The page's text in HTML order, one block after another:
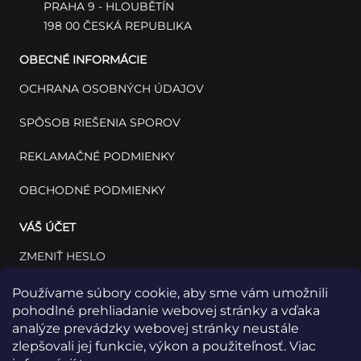
Používame súbory cookie, aby sme vám umožnili
pohodlné prehliadanie webovej stránky a vďaka
analýze prevádzky webovej stránky neustále
zlepšovali jej funkcie, výkon a použiteľnosť. Viac
PRAHA 9 - HLOUBĚTÍN
198 00 ČESKÁ REPUBLIKA
OBECNÉ INFORMÁCIE
OCHRANA OSOBNÝCH ÚDAJOV
SPÔSOB RIEŠENIA SPOROV
REKLAMAČNÉ PODMIENKY
OBCHODNÉ PODMIENKY
VÁŠ ÚČET
ZMENIŤ HESLO
VÁŠ PROFIL
VAŠE OBJEDNÁVKY